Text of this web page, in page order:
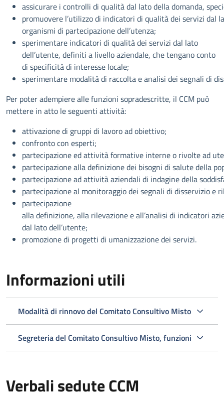
assicurare i controlli di qualità dal lato della domanda,
promuovere l’utilizzo di indicatori di qualità dei servizi
organismi di partecipazione dell’utenza;
sperimentare indicatori di qualità dei servizi dal lato
dell’utente, definiti a livello aziendale, che tengano conto
di specificità di interesse locale;
sperimentare modalità di raccolta e analisi dei segnali di
Per poter adempiere alle funzioni sopradescritte, il CCM può
mettere in atto le seguenti attività:
attivazione di gruppi di lavoro ad obiettivo;
confronto con esperti;
partecipazione ed attività formative interne o rivolte ad
partecipazione alla definizione dei bisogni di salute della
partecipazione ad attività aziendali di indagine della
partecipazione al monitoraggio dei segnali di disservizio e
partecipazione
alla definizione, alla rilevazione e all’analisi di indicatori
dal lato dell’utente;
promozione di progetti di umanizzazione dei servizi.
Informazioni utili
Modalità di rinnovo del Comitato Consultivo Misto
Segreteria del Comitato Consultivo Misto, funzioni
Verbali sedute CCM